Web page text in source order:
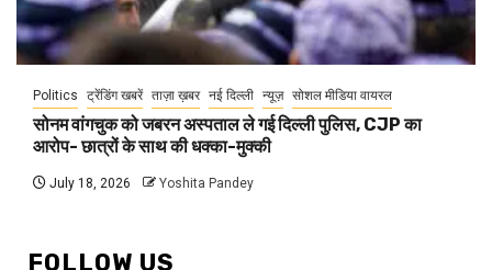
Politics ट्रेंडिंग खबरें ताज़ा ख़बर नई दिल्ली न्यूज़ सोशल मीडिया वायरल
सोनम वांगचुक को जबरन अस्पताल ले गई दिल्ली पुलिस, CJP का
आरोप- छात्रों के साथ की धक्का-मुक्की
July 18, 2026 Yoshita Pandey
FOLLOW US